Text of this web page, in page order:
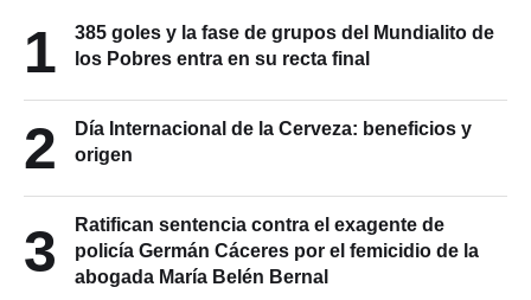
1
385 goles y la fase de grupos del Mundialito de
los Pobres entra en su recta final
2
Día Internacional de la Cerveza: beneficios y
origen
3
Ratifican sentencia contra el exagente de
policía Germán Cáceres por el femicidio de la
abogada María Belén Bernal